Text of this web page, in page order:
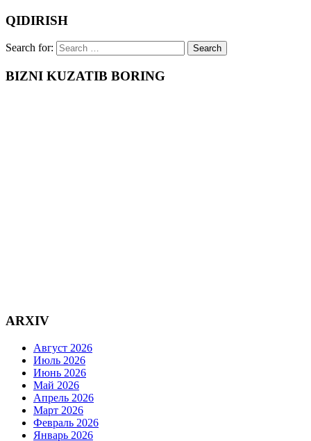
QIDIRISH
Search for:
BIZNI KUZATIB BORING
ARXIV
Август 2026
Июль 2026
Июнь 2026
Май 2026
Апрель 2026
Март 2026
Февраль 2026
Январь 2026